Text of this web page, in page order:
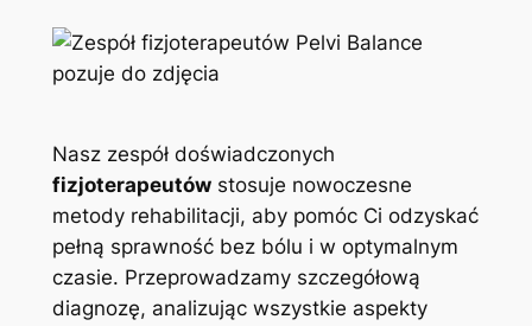
Nasz zespół doświadczonych
fizjoterapeutówstosuje nowoczesne
metody rehabilitacji, aby pomóc Ci odzyskać
pełną sprawność bez bólu i w optymalnym
czasie. Przeprowadzamy szczegółową
diagnozę, analizując wszystkie aspekty